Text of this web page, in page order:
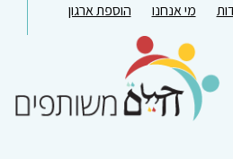
מי אנחנו הוספת ארגון